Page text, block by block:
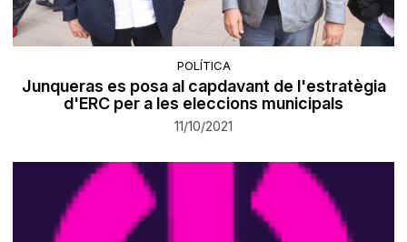
POLÍTICA
Junqueras es posa al capdavant de l'estratègia
d'ERC per a les eleccions municipals
11/10/2021